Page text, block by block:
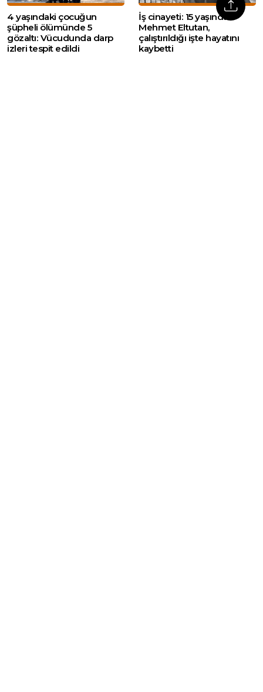
4 yaşındaki çocuğun
şüpheli ölümünde 5
gözaltı: Vücudunda darp
izleri tespit edildi
İş cinayeti: 15 yaşındaki
Mehmet Eltutan,
çalıştırıldığı işte hayatını
kaybetti